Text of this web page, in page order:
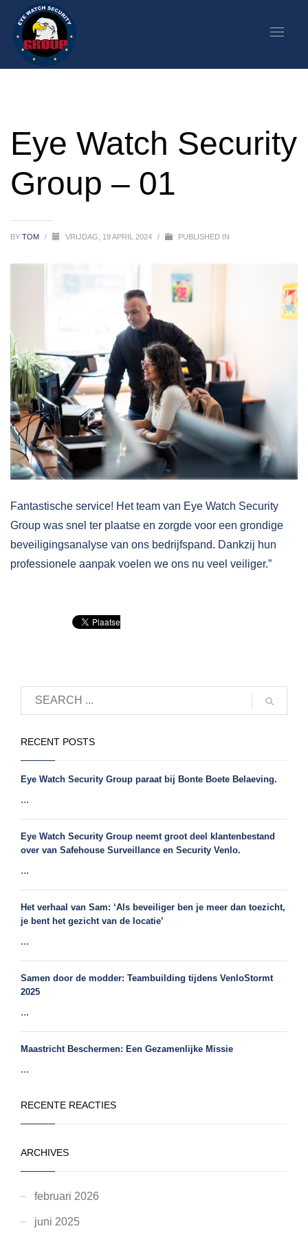
Eye Watch Security
Group – 01
BY TOM / VRIJDAG, 19 APRIL 2024 / PUBLISHED IN
Fantastische service! Het team van Eye Watch Security
Group was snel ter plaatse en zorgde voor een grondige
beveiligingsanalyse van ons bedrijfspand. Dankzij hun
professionele aanpak voelen we ons nu veel veiliger.”
RECENT POSTS
Eye Watch Security Group paraat bij Bonte Boete Belaeving.
...
Eye Watch Security Group neemt groot deel klantenbestand
over van Safehouse Surveillance en Security Venlo.
...
Het verhaal van Sam: ‘Als beveiliger ben je meer dan toezicht,
je bent het gezicht van de locatie’
...
Samen door de modder: Teambuilding tijdens VenloStormt
2025
...
Maastricht Beschermen: Een Gezamenlijke Missie
...
RECENTE REACTIES
ARCHIVES
februari 2026
juni 2025